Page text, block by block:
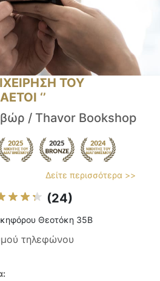
ΤΟΥ
‘’
/ Thavor Bookshop
Δείτε περισσότερα >>
(24)
Θεοτόκη 35Β
τηλεφώνου